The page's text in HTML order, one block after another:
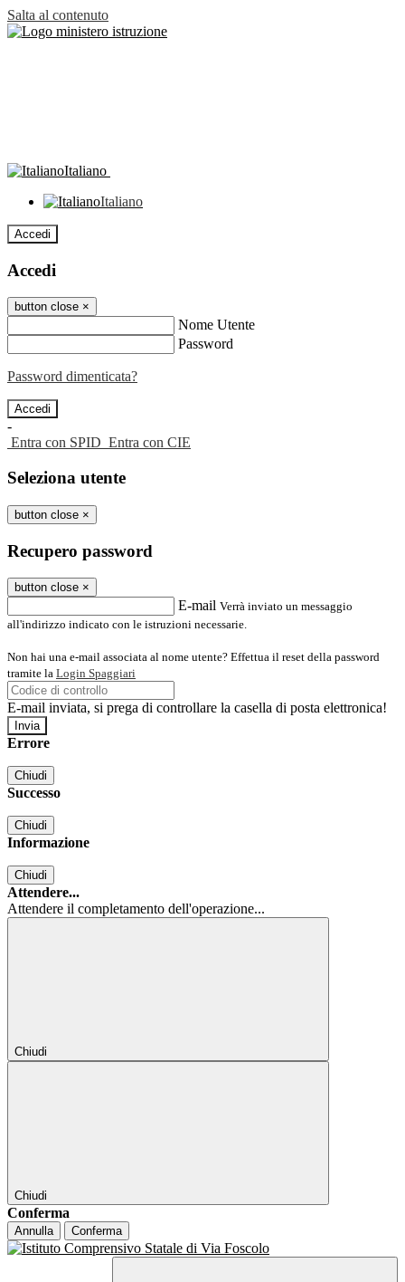
Salta al contenuto
Italiano
Italiano
Accedi
Accedi
button close ×
Nome Utente
Password
Password dimenticata?
-
Entra con SPID Entra con CIE
Seleziona utente
button close ×
Recupero password
button close ×
E-mail Verrà inviato un messaggio
all'indirizzo indicato con le istruzioni necessarie.
Non hai una e-mail associata al nome utente? Effettua il reset della password
tramite la Login Spaggiari
E-mail inviata, si prega di controllare la casella di posta elettronica!
Errore
Chiudi
Successo
Chiudi
Informazione
Chiudi
Attendere...
Attendere il completamento dell'operazione...
Chiudi
Chiudi
Conferma
Annulla Conferma